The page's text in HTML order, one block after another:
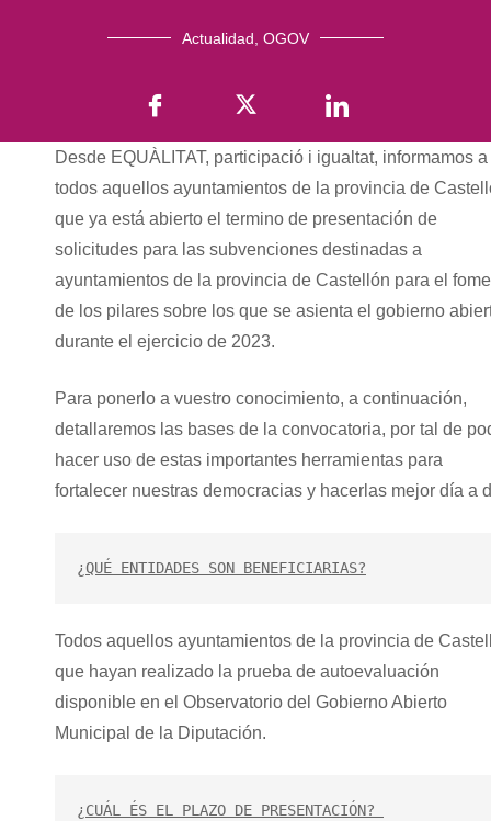
Actualidad OGOV
Desde EQUÀLITAT, participació i igualtat, informamos a
todos aquellos ayuntamientos de la provincia de
que ya está abierto el termino de presentación de
solicitudes para las subvenciones destinadas a
ayuntamientos de la provincia de Castellón para el
de los pilares sobre los que se asienta el gobierno
durante el ejercicio de 2023.
Para ponerlo a vuestro conocimiento, a continuación,
detallaremos las bases de la convocatoria, por tal de
hacer uso de estas importantes herramientas para
fortalecer nuestras democracias y hacerlas mejor día a
¿QUÉ ENTIDADES SON BENEFICIARIAS?
Todos aquellos ayuntamientos de la provincia de
que hayan realizado la prueba de autoevaluación
disponible en el Observatorio del Gobierno Abierto
Municipal de la Diputación.
¿CUÁL ÉS EL PLAZO DE PRESENTACIÓN?